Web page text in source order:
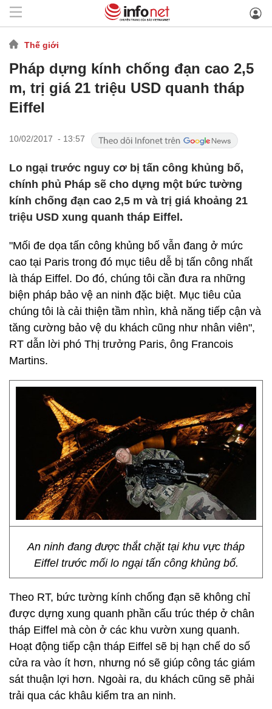
Thế giới
Pháp dựng kính chống đạn cao 2,5
m, trị giá 21 triệu USD quanh tháp
Eiffel
10/02/2017 - 13:57
Lo ngại trước nguy cơ bị tấn công khủng bố,
chính phủ Pháp sẽ cho dựng một bức tường
kính chống đạn cao 2,5 m và trị giá khoảng 21
triệu USD xung quanh tháp Eiffel.
"Mối đe dọa tấn công khủng bố vẫn đang ở mức
cao tại Paris trong đó mục tiêu dễ bị tấn công nhất
là tháp Eiffel. Do đó, chúng tôi cần đưa ra những
biện pháp bảo vệ an ninh đặc biệt. Mục tiêu của
chúng tôi là cải thiện tầm nhìn, khả năng tiếp cận và
tăng cường bảo vệ du khách cũng như nhân viên",
RT dẫn lời phó Thị trưởng Paris, ông Francois
Martins.
An ninh đang được thắt chặt tại khu vực tháp
Eiffel trước mối lo ngại tấn công khủng bố.
Theo RT, bức tường kính chống đạn sẽ không chỉ
được dựng xung quanh phần cấu trúc thép ở chân
tháp Eiffel mà còn ở các khu vườn xung quanh.
Hoạt động tiếp cận tháp Eiffel sẽ bị hạn chế do số
cửa ra vào ít hơn, nhưng nó sẽ giúp công tác giám
sát thuận lợi hơn. Ngoài ra, du khách cũng sẽ phải
trải qua các khâu kiểm tra an ninh.